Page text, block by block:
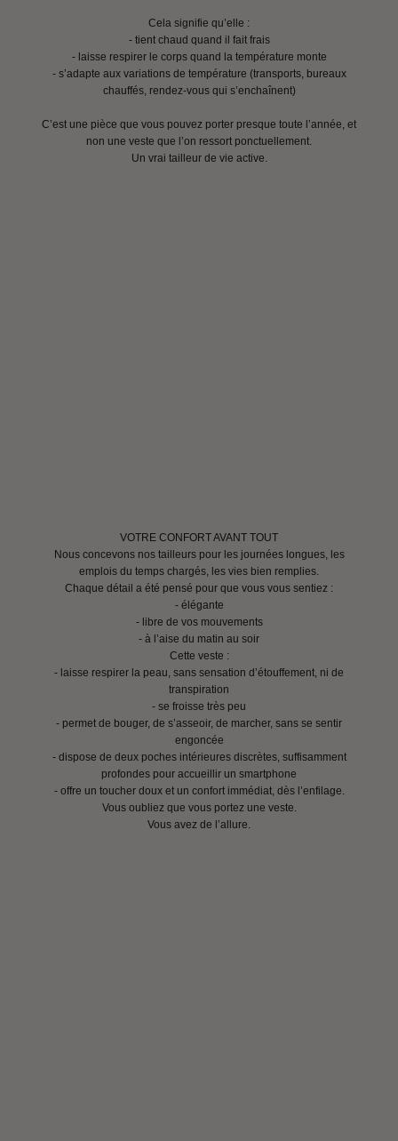
Cela signifie qu’elle :
- tient chaud quand il fait frais
- laisse respirer le corps quand la température monte
- s’adapte aux variations de température (transports, bureaux
chauffés, rendez-vous qui s’enchaînent)
C’est une pièce que vous pouvez porter presque toute l’année, et
non une veste que l’on ressort ponctuellement.
Un vrai tailleur de vie active.
VOTRE CONFORT AVANT TOUT
Nous concevons nos tailleurs pour les journées longues, les
emplois du temps chargés, les vies bien remplies.
Chaque détail a été pensé pour que vous vous sentiez :
- élégante
- libre de vos mouvements
- à l’aise du matin au soir
Cette veste :
- laisse respirer la peau, sans sensation d’étouffement, ni de
transpiration
- se froisse très peu
- permet de bouger, de s’asseoir, de marcher, sans se sentir
engoncée
- dispose de deux poches intérieures discrètes, suffisamment
profondes pour accueillir un smartphone
- offre un toucher doux et un confort immédiat, dès l’enfilage.
Vous oubliez que vous portez une veste.
Vous avez de l’allure.